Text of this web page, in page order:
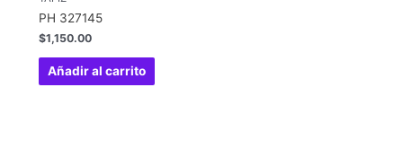
PH 327145
$1,150.00
Añadir al carrito